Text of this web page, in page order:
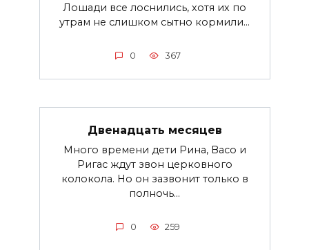
Лошади все лоснились, хотя их по
утрам не слишком сытно кормили...
0 367
Двенадцать месяцев
Много времени дети Рина, Васо и
Ригас ждут звон церковного
колокола. Но он зазвонит только в
полночь...
0 259